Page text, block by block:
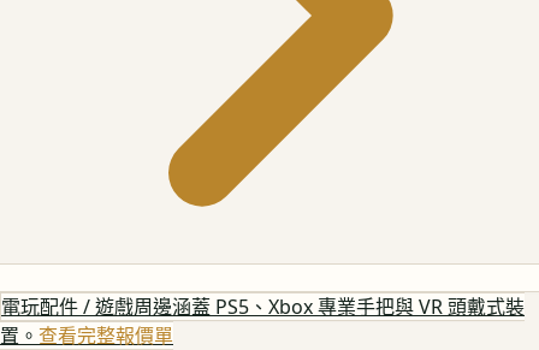
電玩配件 / 遊戲周邊涵蓋 PS5、Xbox 專業手把與 VR 頭戴式裝
置。 查看完整報價單